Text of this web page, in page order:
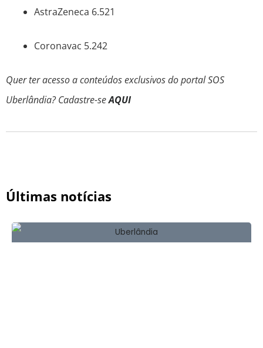
AstraZeneca 6.521
Coronavac 5.242
Quer ter acesso a conteúdos exclusivos do portal SOS
Uberlândia? Cadastre-seAQUI
Últimas notícias